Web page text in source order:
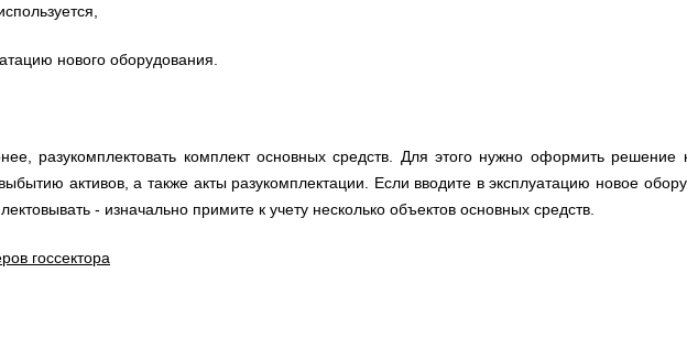
нового оборудования.
разукомплектовать комплект основных средств. Для этого нужно оформить решение
активов, а также акты разукомплектации. Если вводите в эксплуатацию новое
- изначально примите к учету несколько объектов основных средств.
госсектора